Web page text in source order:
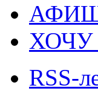
ХОЧУ
RSS-